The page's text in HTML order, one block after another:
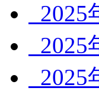
2025
2025
2025